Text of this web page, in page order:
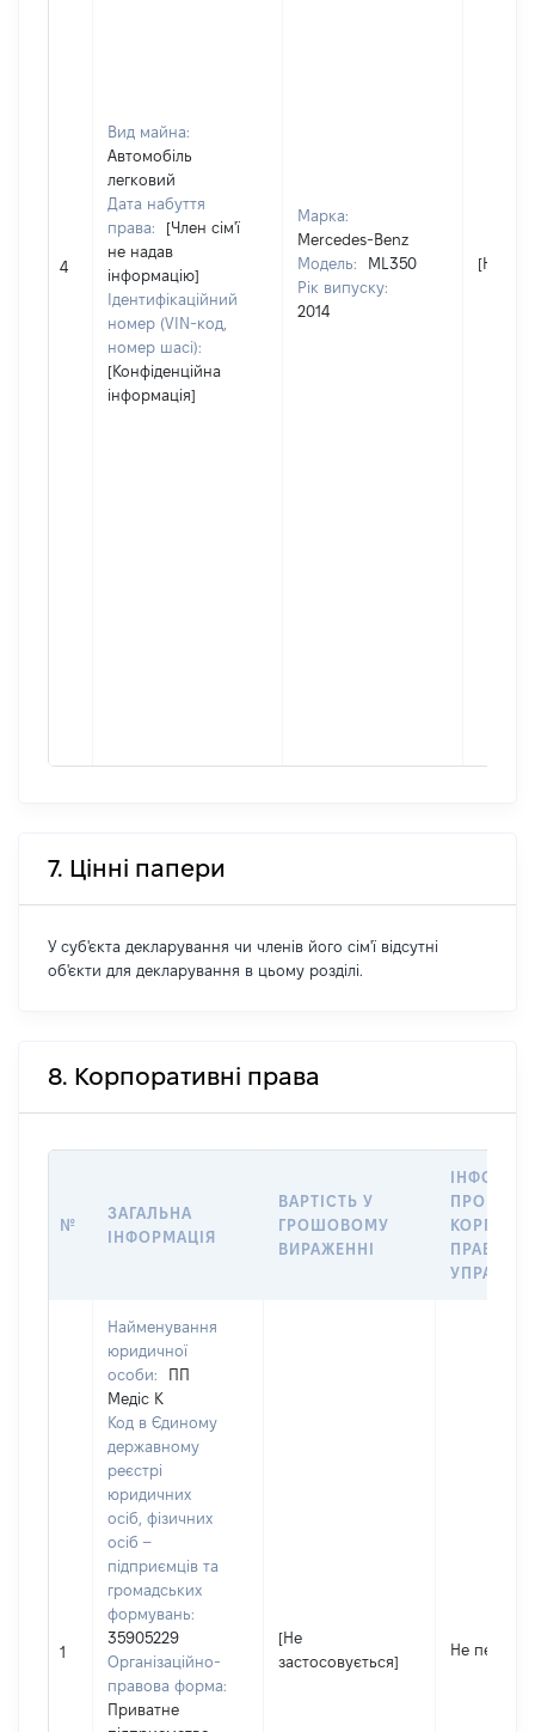
4
Вид майна:
Автомобіль
легковий
Дата набуття
права:
[Член сім'ї
не надав
інформацію]
Ідентифікаційний
номер (VIN-код,
номер шасі):
[Конфіденційна
інформація]
Марка:
Mercedes-Benz
Модель:
ML350
Рік випуску:
2014
[Не
7. Цінні папери
У суб'єкта декларування чи членів його сім'ї відсутні
об'єкти для декларування в цьому розділі.
8. Корпоративні права
№
ЗАГАЛЬНА
ІНФОРМАЦІЯ
ВАРТІСТЬ У
ГРОШОВОМУ
ВИРАЖЕННІ
ПРО
ПРАВ В
1
Найменування
юридичної
особи:
ПП
Медіс К
Код в Єдиному
державному
реєстрі
юридичних
осіб, фізичних
осіб –
підприємців та
громадських
формувань:
35905229
Організаційно-
правова форма:
Приватне
[Не
застосовується]
Не